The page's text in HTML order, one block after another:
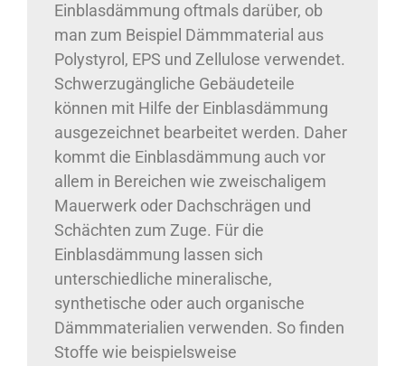
Einblasdämmung oftmals darüber, ob
man zum Beispiel Dämmmaterial aus
Polystyrol, EPS und Zellulose verwendet.
Schwerzugängliche Gebäudeteile
können mit Hilfe der Einblasdämmung
ausgezeichnet bearbeitet werden. Daher
kommt die Einblasdämmung auch vor
allem in Bereichen wie zweischaligem
Mauerwerk oder Dachschrägen und
Schächten zum Zuge. Für die
Einblasdämmung lassen sich
unterschiedliche mineralische,
synthetische oder auch organische
Dämmmaterialien verwenden. So finden
Stoffe wie beispielsweise